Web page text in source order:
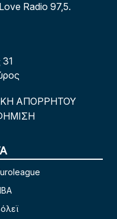
Radio 97,5.
ΑΠΟΡΡΗΤΟΥ